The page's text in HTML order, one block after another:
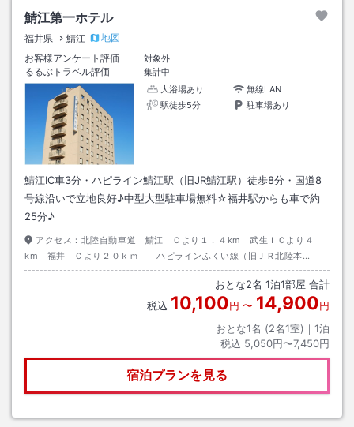
鯖江第一ホテル
福井県 鯖江
地図
お客様アンケート評価
対象外
るるぶトラベル評価
集計中
大浴場あり
無線LAN
駅徒歩5分
駐車場あり
鯖江IC車3分・ハピライン鯖江駅（旧JR鯖江駅）徒歩8分・国道8
号線沿いで立地良好♪中型大型駐車場無料☆福井駅からも車で約
25分♪
アクセス： 北陸自動車道 鯖江ＩＣより１．４km 武生ＩＣより４
km 福井ＩＣより２０ｋｍ ハピラインふくい線（旧ＪＲ北陸本
線） 鯖江駅より徒歩３分 武生駅より車で１０分 福井駅～鯖江駅１５
おとな2名 1泊1部屋 合計
税込 10,100円 〜 14,900円
おとな1名 (2名1室)｜ 1泊
税込 5,050円〜7,450円
宿泊プランを見る